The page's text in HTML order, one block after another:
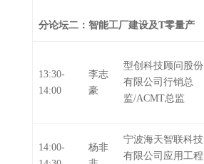
分论坛二：智能工厂建设及T零量产
13:30-
14:00
李志
豪
型创科技顾问股份
有限公司行销总
监/ACMT总监
14:00-
杨非
宁波海天智联科技
有限公司应用工程